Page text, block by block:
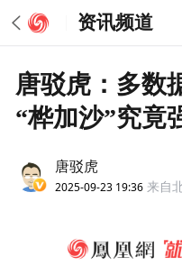
资讯频道
唐驳虎：多数
“桦加沙”究竟
唐驳虎
2025-09-23 19:36 来自